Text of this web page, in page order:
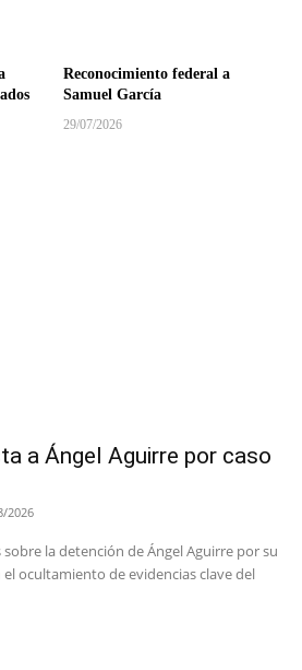
Reconocimiento federal a
Samuel García
29/07/2026
a Ángel Aguirre por caso
2026
la detención de Ángel Aguirre por su
ocultamiento de evidencias clave del